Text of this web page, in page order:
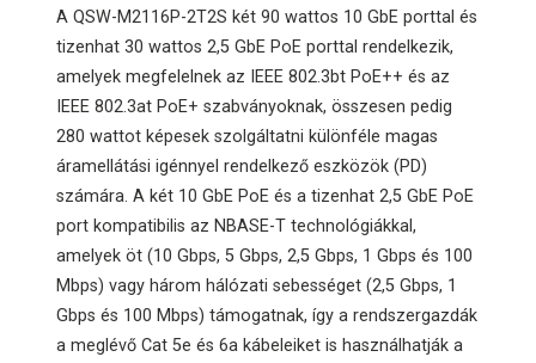
A QSW-M2116P-2T2S két 90 wattos 10 GbE porttal és
tizenhat 30 wattos 2,5 GbE PoE porttal rendelkezik,
amelyek megfelelnek az IEEE 802.3bt PoE++ és az
IEEE 802.3at PoE+ szabványoknak, összesen pedig
280 wattot képesek szolgáltatni különféle magas
áramellátási igénnyel rendelkező eszközök (PD)
számára. A két 10 GbE PoE és a tizenhat 2,5 GbE PoE
port kompatibilis az NBASE-T technológiákkal,
amelyek öt (10 Gbps, 5 Gbps, 2,5 Gbps, 1 Gbps és 100
Mbps) vagy három hálózati sebességet (2,5 Gbps, 1
Gbps és 100 Mbps) támogatnak, így a rendszergazdák
a meglévő Cat 5e és 6a kábeleiket is használhatják a